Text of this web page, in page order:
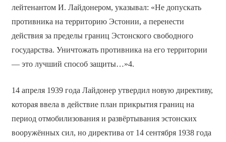
лейтенантом И. Лайдонером, указывал: «Не допускать
противника на территорию Эстонии, а перенести
действия за пределы границ Эстонского свободного
государства. Уничтожать противника на его территории
— это лучший способ защиты…»4.
14 апреля 1939 года Лайдонер утвердил новую директиву,
которая ввела в действие план прикрытия границ на
период отмобилизования и развёртывания эстонских
вооружённых сил, но директива от 14 сентября 1938 года